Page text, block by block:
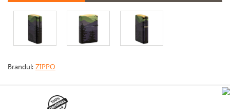
Brandul: ZIPPO